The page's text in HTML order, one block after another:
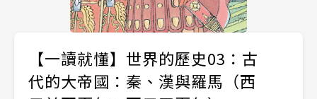
【一讀就懂】世界的歷史03：古
代的大帝國：秦、漢與羅馬（西